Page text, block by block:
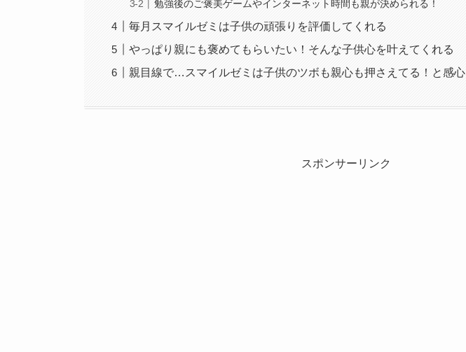
勉強後のご褒美ゲームやインターネット時間も親が決められる！
毎月スマイルゼミは子供の頑張りを評価してくれる
やっぱり親にも褒めてもらいたい！そんな子供心を叶えてくれる
親目線で…スマイルゼミは子供のツボも親心も押さえてる！と感心
スポンサーリンク